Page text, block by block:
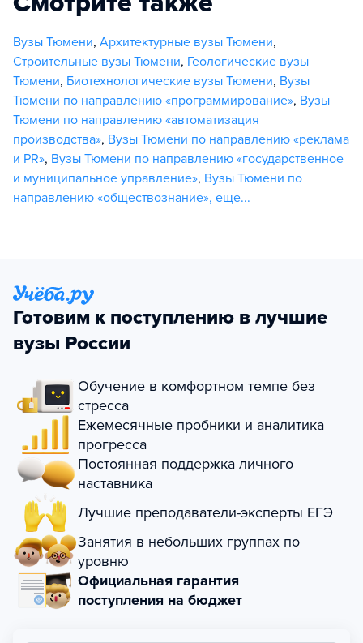
Вузы Тюмени, Архитектурные вузы Тюмени,
Строительные вузы Тюмени, Геологические вузы
Тюмени, Биотехнологические вузы Тюмени, Вузы
Тюмени по направлению «программирование», Вузы
Тюмени по направлению «автоматизация
производства», Вузы Тюмени по направлению «реклама
и PR», Вузы Тюмени по направлению «государственное
и муниципальное управление», Вузы Тюмени по
направлению «обществознание», еще...
Готовим к поступлению в лучшие
вузы России
Обучение в комфортном темпе без
стресса
Ежемесячные пробники и аналитика
прогресса
Постоянная поддержка личного
наставника
Лучшие преподаватели-эксперты ЕГЭ
Занятия в небольших группах по
уровню
Официальная гарантия
поступления на бюджет